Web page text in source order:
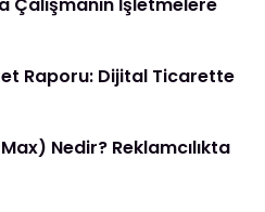
Raporu: Dijital Ticarette
Nedir? Reklamcılıkta